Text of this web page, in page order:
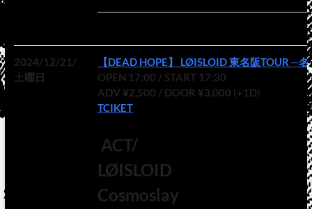
2024/12/21/
土曜日
【DEAD HOPE】 LØISLOID 東名阪TOUR ─
OPEN 17:00 / START 17:30
ADV ¥2,500 / DOOR ¥3,000 (+1D)
TCIKET
ACT/
LØISLOID
Cosmoslay